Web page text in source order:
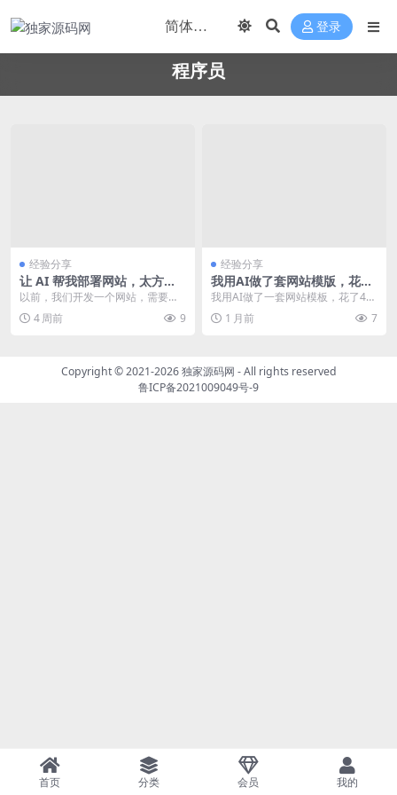
登录
程序员
经验分享
让 AI 帮我部署网站，太方便
了！
以前，我们开发一个网站，需要先
提出需求、再设计方案、再写代码
开发、最后部署上线。...
4 周前 9
经验分享
我用AI做了套网站模版，花了
480块，但我开始慌了
我用AI做了一套网站模板，花了48
0块，而且这钱不是一次性的。更可
怕的是，我还是...
1 月前 7
Copyright © 2021-2026独家源码网 - All rights reserved
鲁ICP备2021009049号-9
首页 分类 会员 我的